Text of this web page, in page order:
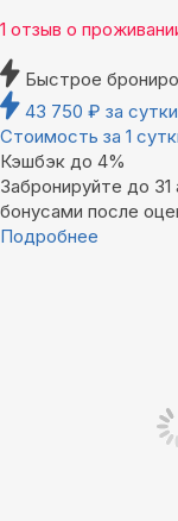
1 отзыв о
Быстрое
43 750 ₽ за сутки
Стоимость за 1
Кэшбэк до 4%
Забронируйте до
бонусами после
Подробнее